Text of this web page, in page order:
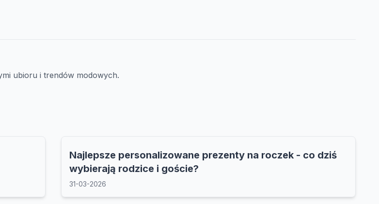
ubioru i trendów modowych.
Najlepsze personalizowane prezenty na roczek - co dziś
wybierają rodzice i goście?
31-03-2026